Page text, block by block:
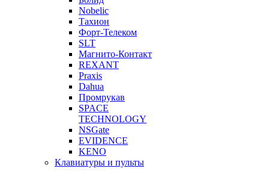
Nobelic
Тахион
Форт-Телеком
SLT
Магнито-Контакт
REXANT
Praxis
Dahua
Промрукав
SPACE
TECHNOLOGY
NSGate
EVIDENCE
KENO
Клавиатуры и пульты